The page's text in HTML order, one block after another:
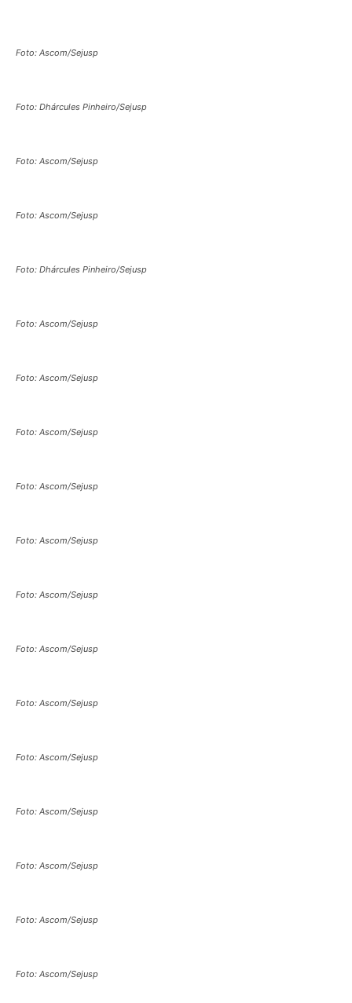
Foto: Ascom/Sejusp
Foto: Dhárcules Pinheiro/Sejusp
Foto: Ascom/Sejusp
Foto: Ascom/Sejusp
Foto: Dhárcules Pinheiro/Sejusp
Foto: Ascom/Sejusp
Foto: Ascom/Sejusp
Foto: Ascom/Sejusp
Foto: Ascom/Sejusp
Foto: Ascom/Sejusp
Foto: Ascom/Sejusp
Foto: Ascom/Sejusp
Foto: Ascom/Sejusp
Foto: Ascom/Sejusp
Foto: Ascom/Sejusp
Foto: Ascom/Sejusp
Foto: Ascom/Sejusp
Foto: Ascom/Sejusp